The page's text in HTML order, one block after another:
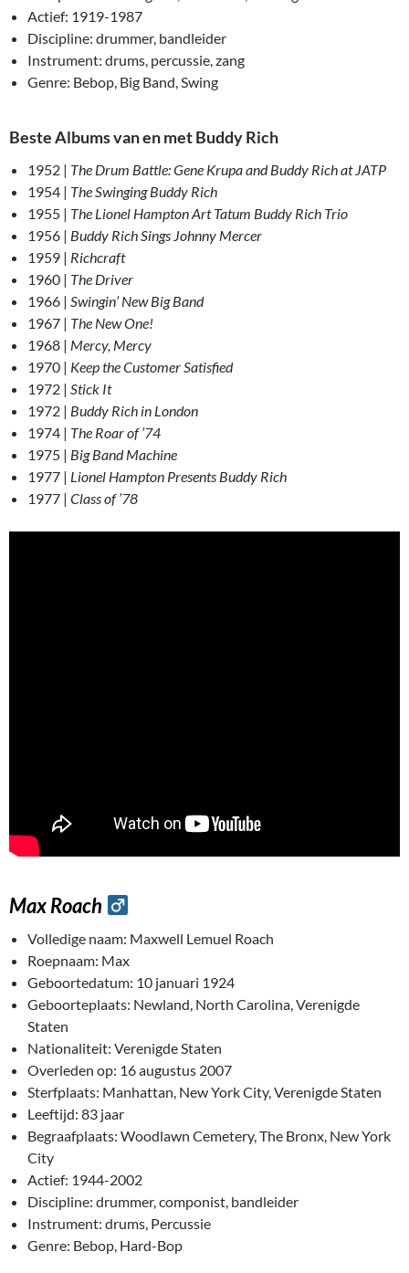
Actief: 1919-1987
Discipline: drummer, bandleider
Instrument: drums, percussie, zang
Genre: Bebop, Big Band, Swing
Beste Albums van en met Buddy Rich
1952 | The Drum Battle: Gene Krupa and Buddy Rich at JATP
1954 | The Swinging Buddy Rich
1955 | The Lionel Hampton Art Tatum Buddy Rich Trio
1956 | Buddy Rich Sings Johnny Mercer
1959 | Richcraft
1960 | The Driver
1966 | Swingin’ New Big Band
1967 | The New One!
1968 | Mercy, Mercy
1970 | Keep the Customer Satisfied
1972 | Stick It
1972 | Buddy Rich in London
1974 | The Roar of ’74
1975 | Big Band Machine
1977 | Lionel Hampton Presents Buddy Rich
1977 | Class of ’78
Max Roach
Volledige naam: Maxwell Lemuel Roach
Roepnaam: Max
Geboortedatum: 10 januari 1924
Geboorteplaats: Newland, North Carolina, Verenigde
Staten
Nationaliteit: Verenigde Staten
Overleden op: 16 augustus 2007
Sterfplaats: Manhattan, New York City, Verenigde Staten
Leeftijd: 83 jaar
Begraafplaats: Woodlawn Cemetery, The Bronx, New York
City
Actief: 1944-2002
Discipline: drummer, componist, bandleider
Instrument: drums, Percussie
Genre: Bebop, Hard-Bop